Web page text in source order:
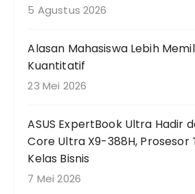
n
u
k
5 Agustus 2026
Alasan Mahasiswa Lebih
Kuantitatif
23 Mei 2026
ASUS ExpertBook Ultra Hadir
Core Ultra X9-388H, Prosesor
Kelas Bisnis
7 Mei 2026